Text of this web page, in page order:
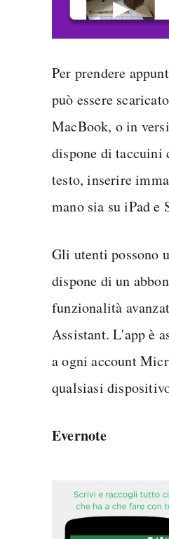
Per prendere
può essere
MacBook, o in
dispone di taccuini
testo, inserire
mano sia su iPad e
Gli utenti possono
dispone di un
funzionalità
Assistant. L'app è
a ogni account
qualsiasi
Evernote